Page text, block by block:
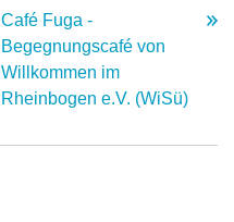
Café Fuga -
Begegnungscafé von
Willkommen im
Rheinbogen e.V. (WiSü)